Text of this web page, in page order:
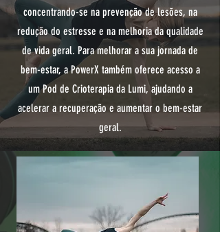
concentrando-se na prevenção de lesões, na
redução do estresse e na melhoria da qualidade
de vida geral. Para melhorar a sua jornada de
bem-estar, a PowerX também oferece acesso a
um Pod de Crioterapia da Lumi, ajudando a
acelerar a recuperação e aumentar o bem-estar
geral.